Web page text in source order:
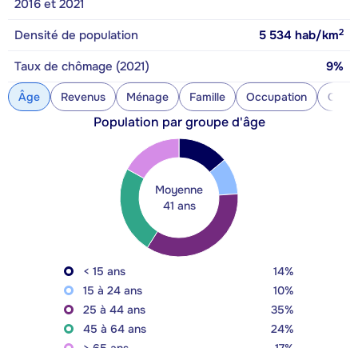
2016 et 2021
Densité de population 5 534 hab/km2
Taux de chômage (2021) 9%
Âge Revenus Ménage Famille Occupation
Population par groupe d'âge
Moyenne
41 ans
< 15 ans
14%
15 à 24 ans
10%
25 à 44 ans
35%
45 à 64 ans
24%